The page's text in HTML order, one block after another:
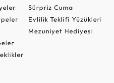
Sürpriz Cuma
Evlilik Teklifi Yüzükleri
Mezuniyet Hediyesi